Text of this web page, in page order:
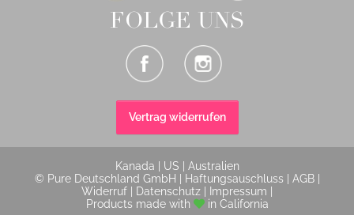
FOLGE UNS
Vertrag widerrufen
Kanada US
Australien
© Pure Deutschland GmbH |
Haftungsauschluss AGB
Widerruf
Datenschutz Impressum
Products made with
in California